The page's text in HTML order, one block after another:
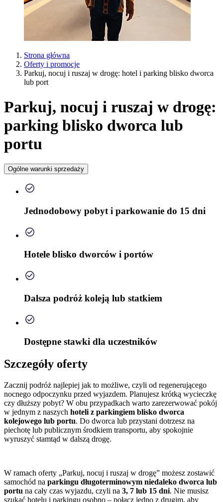
Strona główna
Oferty i promocje
Parkuj, nocuj i ruszaj w drogę: hotel i parking blisko dworca
lub port
Parkuj, nocuj i ruszaj w drogę:
parking blisko dworca lub
portu
Ogólne warunki sprzedaży
Jednodobowy pobyt i parkowanie do 15 dni
Hotele blisko dworców i portów
Dalsza podróż koleją lub statkiem
Dostępne stawki dla uczestników
Szczegóły oferty
Zacznij podróż najlepiej jak to możliwe, czyli od regenerującego
nocnego odpoczynku przed wyjazdem. Planujesz krótką wycieczkę
czy dłuższy pobyt? W obu przypadkach warto zarezerwować pokój
w jednym z naszych hoteli z parkingiem blisko dworca
kolejowego lub portu. Do dworca lub przystani dotrzesz na
piechotę lub publicznym środkiem transportu, aby spokojnie
wyruszyć stamtąd w dalszą drogę.
W ramach oferty „Parkuj, nocuj i ruszaj w drogę” możesz zostawić
samochód na parkingu długoterminowym niedaleko dworca lub
portu na cały czas wyjazdu, czyli na 3, 7 lub 15 dni. Nie musisz
szukać hotelu i parkingu osobno – połącz jedno z drugim, aby